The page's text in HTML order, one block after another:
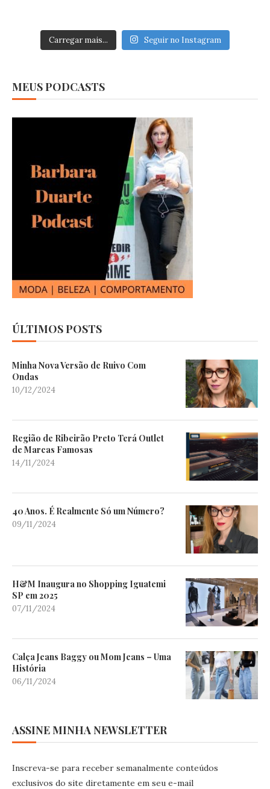
Carregar mais... Seguir no Instagram
MEUS PODCASTS
ÚLTIMOS POSTS
Minha Nova Versão de Ruivo Com
Ondas
10/12/2024
Região de Ribeirão Preto Terá Outlet
de Marcas Famosas
14/11/2024
40 Anos. É Realmente Só um Número?
09/11/2024
H&M Inaugura no Shopping Iguatemi
SP em 2025
07/11/2024
Calça Jeans Baggy ou Mom Jeans – Uma
História
06/11/2024
ASSINE MINHA NEWSLETTER
Inscreva-se para receber semanalmente conteúdos
exclusivos do site diretamente em seu e-mail